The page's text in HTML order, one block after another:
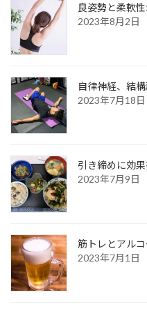
良姿勢と柔軟
2023年8月2日
自律神経、結
2023年7月18日
引き締めに効
2023年7月9日
筋トレとアル
2023年7月1日